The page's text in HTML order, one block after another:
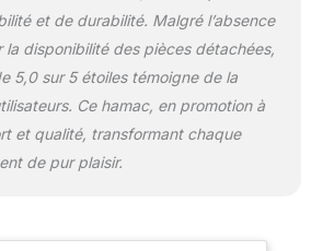
démonter. Rejoignez les
tringles, étendez le
hamac et accrochez-le
au support... vous êtes
prêt à vous balancer.
L'été est fini ? Profitez du
hamac à l'intérieur ou
démontez-le et rangez-le
durable : ne vous laissez
et de durabilité. Malgré l’absence
la disponibilité des pièces détachées,
5,0 sur 5 étoiles témoigne de la
Ce hamac, en promotion à
et qualité, transformant chaque
de pur plaisir.